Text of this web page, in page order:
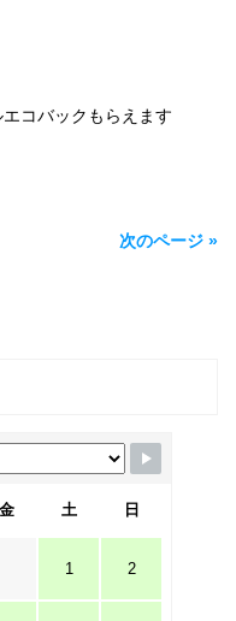
コバックもらえます
次のページ »
金 土 日
1 2